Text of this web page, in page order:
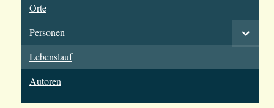
Orte
Personen
Lebenslauf
Autoren